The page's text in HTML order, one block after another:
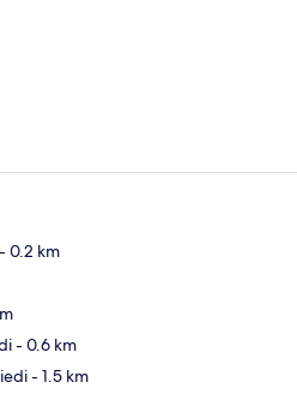
- 0.2 km
- 0.6 km
- 1.5 km